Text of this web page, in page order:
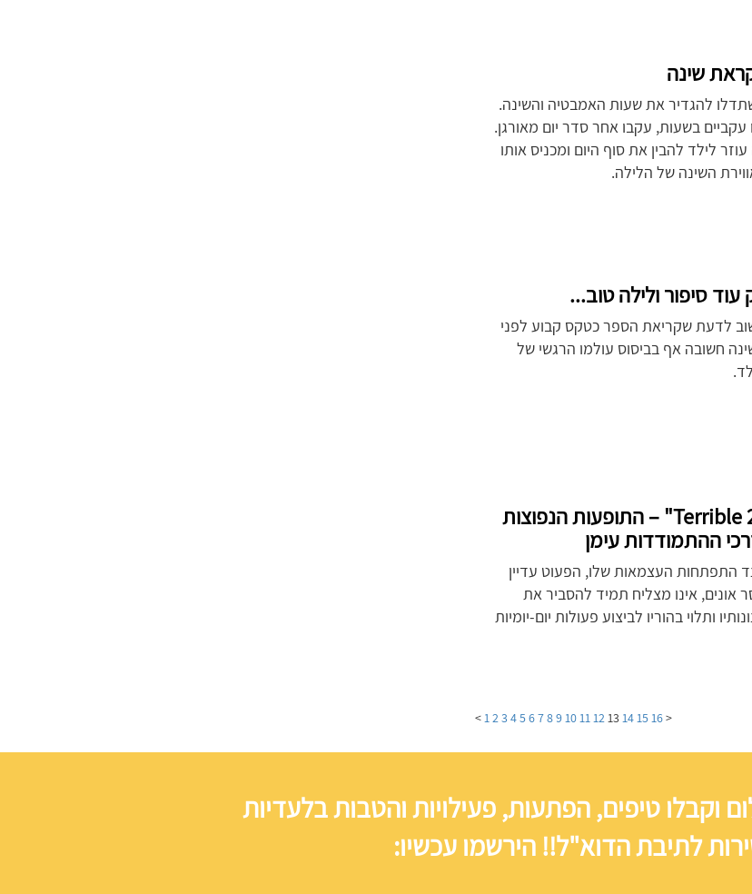
שינה
להגדיר את שעות האמבטיה והשינה.
עקביים בשעות, עקבו אחר סדר יום מאורגן.
עוזר לילד להבין את סוף היום ומכניס אותו
השינה של הלילה.
עוד סיפור ולילה טוב...
לדעת שקריאת הספר כטקס קבוע לפני
חשובה אף בביסוס עולמו הרגשי של
"Terrible 2" – התופעות הנפוצות
ההתמודדות עימן
התפתחות העצמאות שלו, הפעוט עדיין
אונים, אינו מצליח תמיד להסביר את
ותלוי בהוריו לביצוע פעולות יום-יומיות
<
12345678910111213141516
>
וקבלו טיפים, הפתעות, פעילויות והטבות בלעדיות
לתיבת הדוא"ל!! הירשמו עכשיו: